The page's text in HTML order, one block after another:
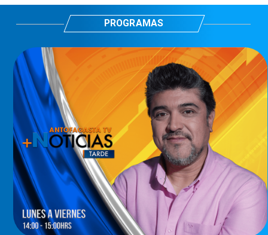
PROGRAMAS